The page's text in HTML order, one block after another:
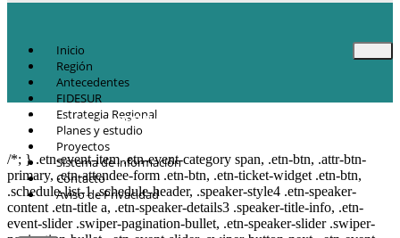
Inicio
Región
Antecedentes
FIDESUR
Estrategia Regional
Planes y estudio
Proyectos
Sistema de información
Contacto
Aviso de Privacidad
© Copyright 2021.FIDESURFideicomiso para el Desarrollo Regional del
Sur Sureste.
/*; } .etn-event-item .etn-event-category span, .etn-btn, .attr-btn-
primary, .etn-attendee-form .etn-btn, .etn-ticket-widget .etn-btn,
.schedule-list-1 .schedule-header, .speaker-style4 .etn-speaker-
content .etn-title a, .etn-speaker-details3 .speaker-title-info, .etn-
event-slider .swiper-pagination-bullet, .etn-speaker-slider .swiper-